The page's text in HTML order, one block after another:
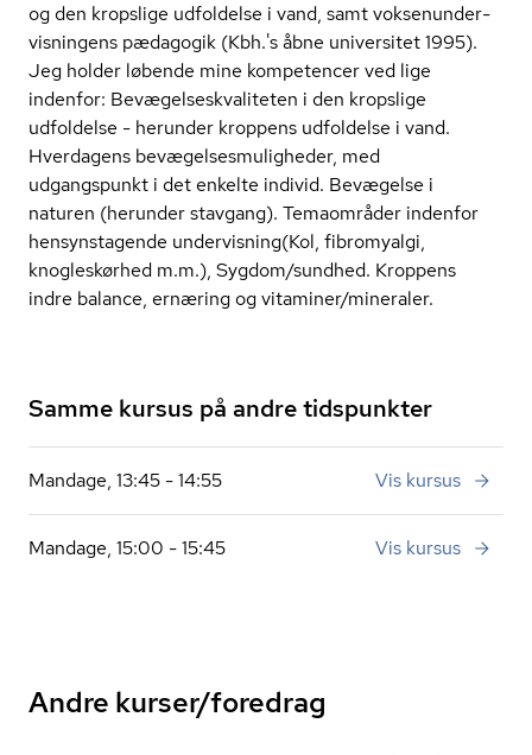
og den kropslige udfoldelse i vand, samt vok­se­nun­der­
vis­nin­gens pædagogik (Kbh.'s åbne universitet 1995).
Jeg holder løbende mine kompetencer ved lige
indenfor: Be­væ­gel­ses­kva­li­te­ten i den kropslige
udfoldelse - herunder kroppens udfoldelse i vand.
Hverdagens be­væ­gel­ses­mu­lig­he­der, med
udgangspunkt i det enkelte individ. Bevægelse i
naturen (herunder stavgang). Temaområder indenfor
hensynstagende undervisning(Kol, fibromyalgi,
knogleskørhed m.m.), Sygdom/sundhed. Kroppens
indre balance, ernæring og vitaminer/mineraler.
Samme kursus på andre tidspunkter
Mandage, 13:45 - 14:55 Vis kursus
Mandage, 15:00 - 15:45 Vis kursus
Andre kurser/foredrag